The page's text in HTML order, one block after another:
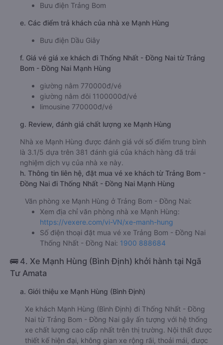
Bưu điện Trảng Bom
e. Các điểm trả khách của nhà xe Mạnh Hùng
Bưu điện Dầu Giây
f. Giá vé giá xe khách đi Thống Nhất - Đồng Nai từ Trảng
Bom - Đồng Nai Mạnh Hùng
giường nằm 770000đ/vé
giường nằm đôi 1100000đ/vé
limousine 770000đ/vé
g. Review, đánh giá chất lượng xe Mạnh Hùng
Nhà xe Mạnh Hùng được đánh giá với số điểm trung bình
là 3.1/5 dựa trên 381 đánh giá của khách hàng đã trải
nghiệm dịch vụ của nhà xe này.
h. Thông tin liên hệ, đặt mua vé xe khách từ Trảng Bom -
Đồng Nai đi Thống Nhất - Đồng Nai Mạnh Hùng
Văn phòng xe Mạnh Hùng ở Trảng Bom - Đồng Nai:
Xem địa chỉ văn phòng nhà xe Mạnh Hùng:
https://vexere.com/vi-VN/xe-manh-hung
Số điện thoại đặt mua vé xe Trảng Bom - Đồng Nai
Thống Nhất - Đồng Nai: 1900 888684
🚌 4. Xe Mạnh Hùng (Bình Định) khởi hành tại Ngã
Tư Amata
a. Giới thiệu xe Mạnh Hùng (Bình Định)
Xe khách Mạnh Hùng (Bình Định) đi Thống Nhất - Đồng
Nai từ Trảng Bom - Đồng Nai gây ấn tượng với hệ thống
xe chất lượng cao cấp nhất trên thị trường. Nội thất được
thiết kế hiện đại, không gian xe rộng rãi, thoải mái, được